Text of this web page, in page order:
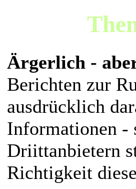
Ärgerlich -
Berichten zur
ausdrücklich
Informationen -
Driittanbietern
Richtigkeit